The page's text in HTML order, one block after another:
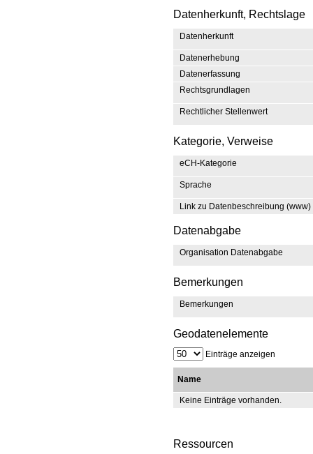
Datenherkunft, Rechtslage
Datenherkunft
Datenerhebung
Datenerfassung
Rechtsgrundlagen
Rechtlicher Stellenwert
Kategorie, Verweise
eCH-Kategorie
Sprache
Link zu Datenbeschreibung (www)
Datenabgabe
Organisation Datenabgabe
Bemerkungen
Bemerkungen
Geodatenelemente
Einträge anzeigen
Name
Keine Einträge vorhanden.
Ressourcen